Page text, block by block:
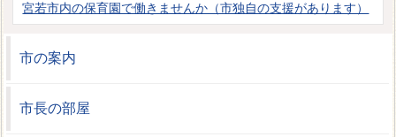
宮若市内の保育園で働きませんか（市独自の支援があります）
市の案内
市長の部屋